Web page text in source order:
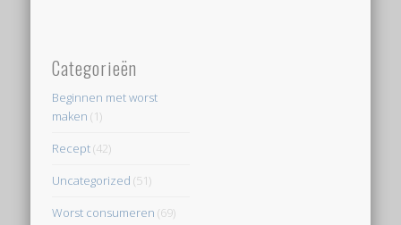
Categorieën
Beginnen met worst
maken (1)
Recept(42)
Uncategorized (51)
Worst consumeren (69)